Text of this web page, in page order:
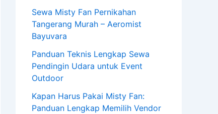
Sewa Misty Fan Pernikahan
Tangerang Murah – Aeromist
Bayuvara
Panduan Teknis Lengkap Sewa
Pendingin Udara untuk Event
Outdoor
Kapan Harus Pakai Misty Fan:
Panduan Lengkap Memilih Vendor